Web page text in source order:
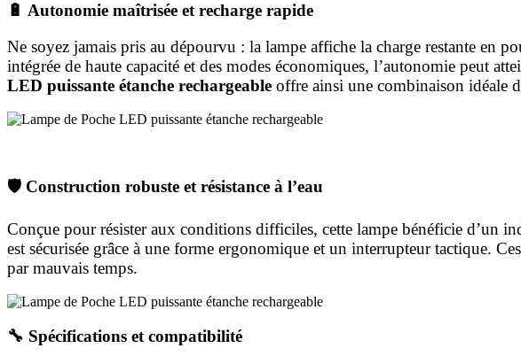
🔋 Autonomie maîtrisée et recharge rapide
Ne soyez jamais pris au dépourvu : la lampe affiche la charge restante en
intégrée de haute capacité et des modes économiques, l’autonomie peut
LED puissante étanche rechargeable offre ainsi une combinaison idéale
🛡️ Construction robuste et résistance à l’eau
Conçue pour résister aux conditions difficiles, cette lampe bénéficie d’un
est sécurisée grâce à une forme ergonomique et un interrupteur tactique.
par mauvais temps.
🔧 Spécifications et compatibilité